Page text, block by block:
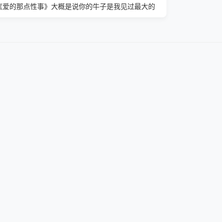
爱的那点性事》大概是说你的牛子是我见过最大的